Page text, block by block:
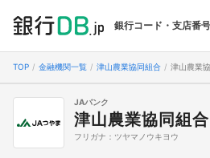
銀行コード・支店番
TOP 金融機関一覧 津山農業協同組合 津山農業
JAバンク
津山農業協同組合
フリガナ：ツヤマノウキヨウ